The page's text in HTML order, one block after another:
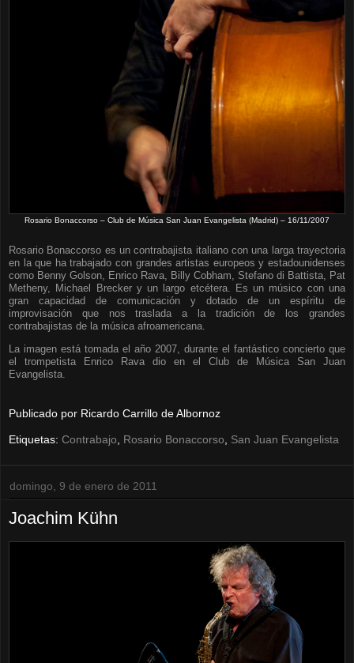
Rosario Bonaccorso – Club de Música San Juan Evangelista (Madrid) – 16/11/2007
Rosario Bonaccorso es un contrabajista italiano con una larga trayectoria
en la que ha trabajado con grandes artistas europeos y estadounidenses
como Benny Golson, Enrico Rava, Billy Cobham, Stefano di Battista, Pat
Metheny, Michael Brecker y un largo etcétera. Es un músico con una
gran capacidad de comunicación y dotado de un espíritu de
improvisación que nos traslada a la tradición de los grandes
contrabajistas de la música afroamericana.
La imagen está tomada el año 2007, durante el fantástico concierto que
el trompetista Enrico Rava dio en el Club de Música San Juan
Evangelista.
Publicado por Ricardo Carrillo de Albornoz
Etiquetas: Contrabajo Rosario Bonaccorso San Juan Evangelista
domingo, 9 de enero de 2011
Joachim Kühn